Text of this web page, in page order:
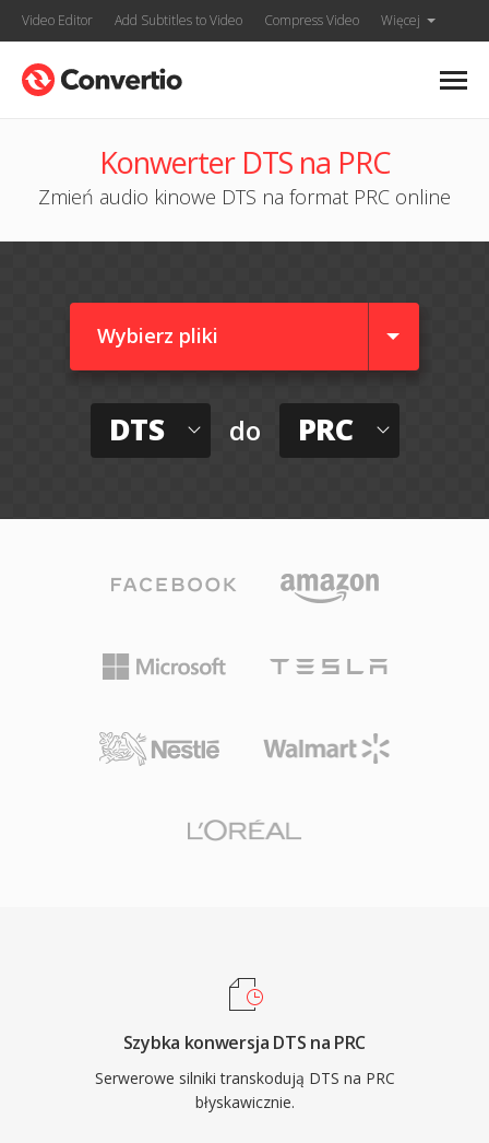
Video Editor Add Subtitles to Video Compress Video Więcej
Konwerter DTS na PRC
Zmień audio kinowe DTS na format PRC online
Wybierz pliki
DTS do PRC
Szybka konwersja DTS na PRC
Serwerowe silniki transkodują DTS na PRC
błyskawicznie.